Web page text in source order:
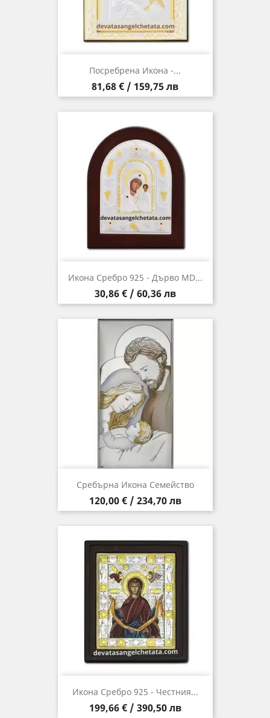
Посребрена Икона -...
Цена
81,68 € / 159,75 лв
Икона Сребро 925 - Дърво MD...
Цена
30,86 € / 60,36 лв
Сребърна Икона Семейство
Цена
120,00 € / 234,70 лв
Икона Сребро 925 - Честния...
Цена
199,66 € / 390,50 лв